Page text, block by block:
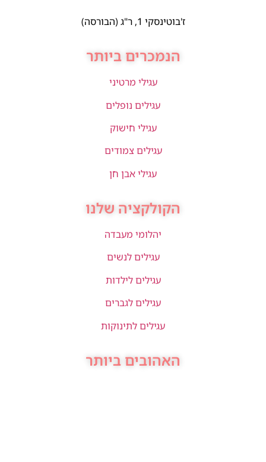
ז'בוטינסקי 1, ר"ג (הבורסה)
הנמכרים ביותר
עגילי מרטיני
עגילים נופלים
עגילי חישוק
עגילים צמודים
עגילי אבן חן
הקולקציה שלנו
יהלומי מעבדה
עגילים לנשים
עגילים לילדות
עגילים לגברים
עגילים לתינוקות
האהובים ביותר